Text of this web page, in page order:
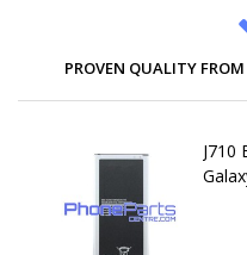
PROVEN QUALITY
J710